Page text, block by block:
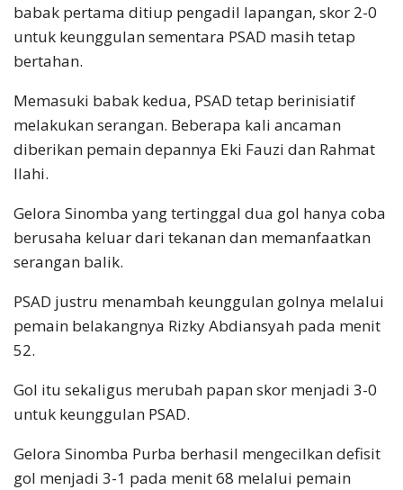
babak pertama ditiup pengadil lapangan, skor 2-0
untuk keunggulan sementara PSAD masih tetap
bertahan.
Memasuki babak kedua, PSAD tetap berinisiatif
melakukan serangan. Beberapa kali ancaman
diberikan pemain depannya Eki Fauzi dan Rahmat
Ilahi.
Gelora Sinomba yang tertinggal dua gol hanya coba
berusaha keluar dari tekanan dan memanfaatkan
serangan balik.
PSAD justru menambah keunggulan golnya melalui
pemain belakangnya Rizky Abdiansyah pada menit
52.
Gol itu sekaligus merubah papan skor menjadi 3-0
untuk keunggulan PSAD.
Gelora Sinomba Purba berhasil mengecilkan defisit
gol menjadi 3-1 pada menit 68 melalui pemain